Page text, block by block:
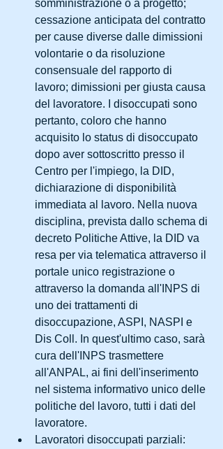
somministrazione o a progetto;
cessazione anticipata del contratto
per cause diverse dalle dimissioni
volontarie o da risoluzione
consensuale del rapporto di
lavoro; dimissioni per giusta causa
del lavoratore. I disoccupati sono
pertanto, coloro che hanno
acquisito lo status di disoccupato
dopo aver sottoscritto presso il
Centro per l'impiego, la DID,
dichiarazione di disponibilità
immediata al lavoro. Nella nuova
disciplina, prevista dallo schema di
decreto Politiche Attive, la DID va
resa per via telematica attraverso il
portale unico registrazione o
attraverso la domanda all'INPS di
uno dei trattamenti di
disoccupazione, ASPI, NASPI e
Dis Coll. In quest'ultimo caso, sarà
cura dell'INPS trasmettere
all'ANPAL, ai fini dell'inserimento
nel sistema informativo unico delle
politiche del lavoro, tutti i dati del
lavoratore.
Lavoratori disoccupati parziali: